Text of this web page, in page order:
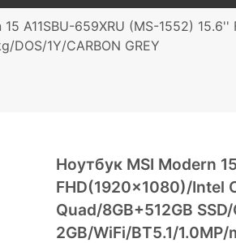
A11SBU-659XRU (MS-1552)
DOS/1Y/CARBON GREY
Ноутбук MSI Modern
FHD(1920×1080)/Intel
Quad/8GB+512GB
2GB/WiFi/BT5.1/